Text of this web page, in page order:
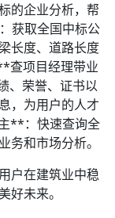
的企业分析，帮
获取全国中标公
长度、道路长度
查项目经理带业
、荣誉、证书以
，为用户的人才
**：快速查询全
务和市场分析。
户在建筑业中稳
好未来。